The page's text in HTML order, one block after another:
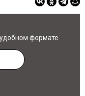
формате